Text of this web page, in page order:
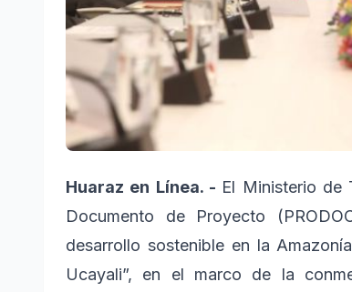
Huaraz en Línea. - El Ministerio de
Documento de Proyecto
desarrollo sostenible en la
Ucayali”, en el marco de la